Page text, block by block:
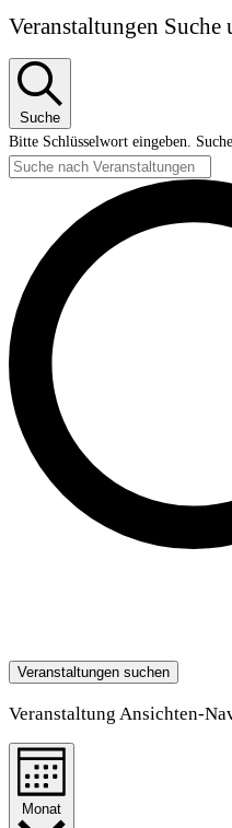
Veranstaltungen
Suche
Bitte Schlüsselwort eingeben.
Veranstaltungen suchen
Veranstaltung Ansichten-
Monat